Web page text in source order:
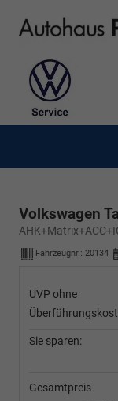
Volkswagen
Fahrzeugnr.: 20134
UVP ohne
Sie sparen:
Gesamtpreis